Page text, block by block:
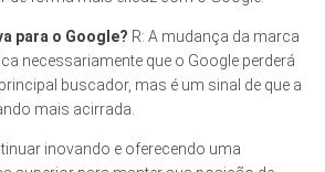
para o Google? R: A mudança da marca
necessariamente que o Google perderá
buscador, mas é um sinal de que a
mais acirrada.
inovando e oferecendo uma